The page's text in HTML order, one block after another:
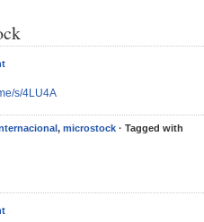
s/4LU4A
, microstock · Tagged with